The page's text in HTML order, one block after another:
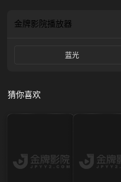
金牌影院播放器
蓝光
猜你喜欢